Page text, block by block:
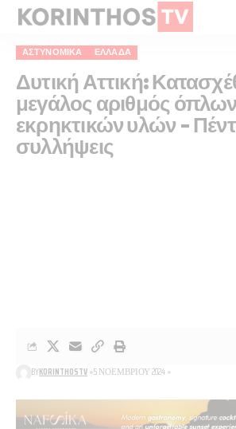
ΑΣΤΥΝΟΜΙΚΆ ΕΛΛΆΔΑ
Δυτική Αττική:
μεγάλος αριθμός όπλων
εκρηκτικών υλών –
συλλήψεις
BYKORINTHOSTV 5 ΝΟΕΜΒΡΊΟΥ 2024